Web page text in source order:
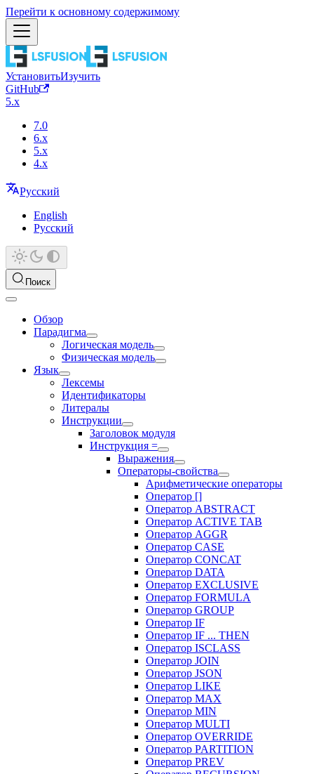
Перейти к основному содержимому
УстановитьИзучить
GitHub
5.x
7.0
6.x
5.x
4.x
Русский
English
Русский
Поиск
Обзор
Парадигма
Логическая модель
Физическая модель
Язык
Лексемы
Идентификаторы
Литералы
Инструкции
Заголовок модуля
Инструкция =
Выражения
Операторы-свойства
Арифметические операторы
Оператор []
Оператор ABSTRACT
Оператор ACTIVE TAB
Оператор AGGR
Оператор CASE
Оператор CONCAT
Оператор DATA
Оператор EXCLUSIVE
Оператор FORMULA
Оператор GROUP
Оператор IF
Оператор IF ... THEN
Оператор ISCLASS
Оператор JOIN
Оператор JSON
Оператор LIKE
Оператор MAX
Оператор MIN
Оператор MULTI
Оператор OVERRIDE
Оператор PARTITION
Оператор PREV